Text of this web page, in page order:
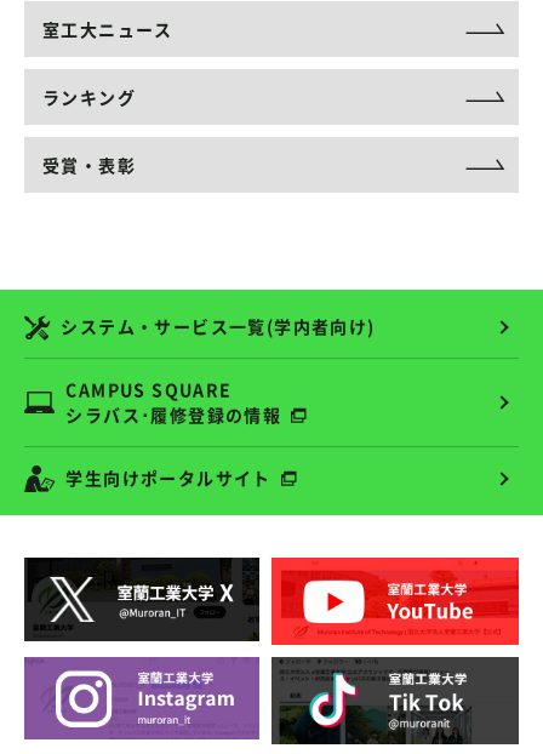
室工大ニュース
ランキング
受賞・表彰
システム・サービス一覧(学内者向け)
CAMPUS SQUARE
シラバス･履修登録の情報
学生向けポータルサイト